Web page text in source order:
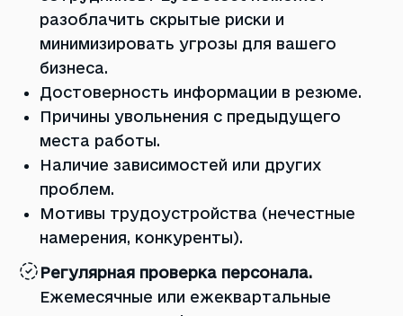
разоблачить скрытые риски и
минимизировать угрозы для вашего
бизнеса.
Достоверность информации в резюме.
Причины увольнения с предыдущего
места работы.
Наличие зависимостей или других
проблем.
Мотивы трудоустройства (нечестные
намерения, конкуренты).
Регулярная проверка персонала.
Ежемесячные или ежеквартальные